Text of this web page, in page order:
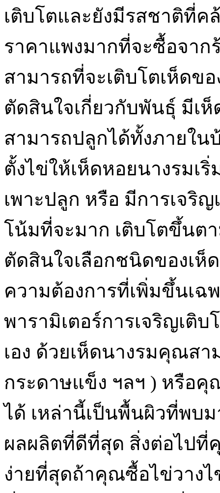
เติบโตและยังมีรสชาติที่
ราคาแพงมากที่จะซื้อจาก
สามารถที่จะเติบโตเห็ดข
ตัดสินใจเกี่ยวกับพันธุ์ มีเ
สามารถปลูกได้ทั้งภายใ
ตั้งไข่ให้เห็ดหอยนางรมเ
เพาะปลูก หรือ มีการเจริ
โน้มที่จะมาก เติบโตขึ้นต
ตัดสินใจเลือกชนิดของเห็
ความต้องการที่เพิ่มขึ้นเฉ
พารามิเตอร์การเจริญเติ
เอง ด้วยเห็ดนางรมคุณส
กระดาษแข็ง ฯลฯ ) หรือ
ได้ เหล่านี้เป็นพื้นผิวที่พบ
ผลผลิตที่ดีที่สุด สิ่งต่อไปที่
ง่ายที่สุดถ้าคุณซื้อไข่วาง